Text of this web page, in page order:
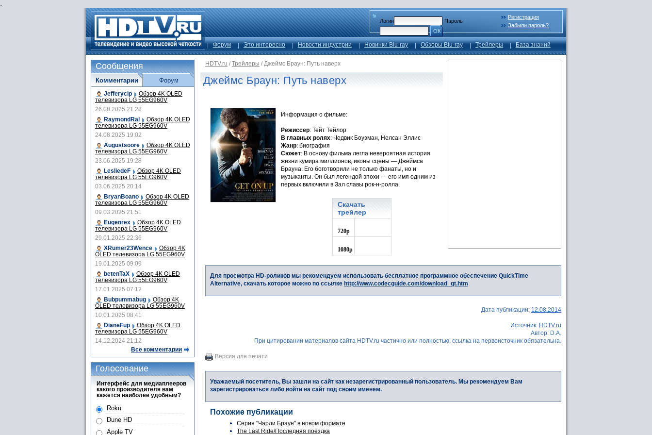
.
Логин
Пароль
ОК
Регистрация
Забыли пароль?
Форум Это интересно Новости индустрии Новинки Blu-ray Обзоры Blu-ray Трейлеры База знаний
HDTV.ru / Трейлеры / Джеймс Браун: Путь наверх
Джеймс Браун: Путь наверх
Информация о фильме:
Режиссер: Тейт Тейлор
В главных ролях: Чедвик Боузман, Нелсан Эллис
Жанр: биография
Сюжет: В основу фильма легла невероятная история
жизни кумира миллионов, иконы сцены — Джеймса
Брауна. Его боготворили не только фанаты, но и
музыканты. Он был легендой эпохи — его имя одним из
первых включили в Зал славы рок-н-ролла.
Скачать
трейлер
720p
1080p
Для просмотра HD-роликов мы рекомендуем использовать бесплатное программное обеспечение QuickTime
Alternative, скачать которое можно по ссылке http://www.codecguide.com/download_qt.htm
Дата публикации: 12.08.2014
Источник: HDTV.ru
Автор: D.A.
При цитировании материалов сайта HDTV.ru частично или полностью, ссылка на первоисточник обязательна.
Версия для печати
Уважаемый посетитель, Вы зашли на сайт как незарегистрированный пользователь. Мы рекомендуем Вам
зарегистрироваться либо войти на сайт под своим именем.
Похожие публикации
Серия "Чарли Браун" в новом формате
The Last Ride/Последняя поездка
Сообщения
Комментарии
Jefferycip Обзор 4K OLED
телевизора LG 55EG960V
26.08.2025 21:28
RaymondRal
Обзор 4K OLED
телевизора LG 55EG960V
24.08.2025 19:02
Augustsoore
Обзор 4K OLED
телевизора LG 55EG960V
23.06.2025 19:28
LesliedeF
Обзор 4K OLED
телевизора LG 55EG960V
03.06.2025 20:14
BryanBoano
Обзор 4K OLED
телевизора LG 55EG960V
09.03.2025 21:51
Eugenrex
Обзор 4K OLED
телевизора LG 55EG960V
29.01.2025 22:36
XRumer23Wence
Обзор 4K
OLED телевизора LG 55EG960V
19.01.2025 09:09
betenTaX
Обзор 4K OLED
телевизора LG 55EG960V
17.01.2025 07:12
Bubpummabug
Обзор 4K
OLED телевизора LG 55EG960V
10.01.2025 08:41
DianeFup
Обзор 4K OLED
телевизора LG 55EG960V
14.12.2024 21:12
Все комментарии
Форум
Голосование
Интерфейс для медиаплееров
какого производителя вам
кажется наиболее удобным?
Roku
Dune HD
Apple TV